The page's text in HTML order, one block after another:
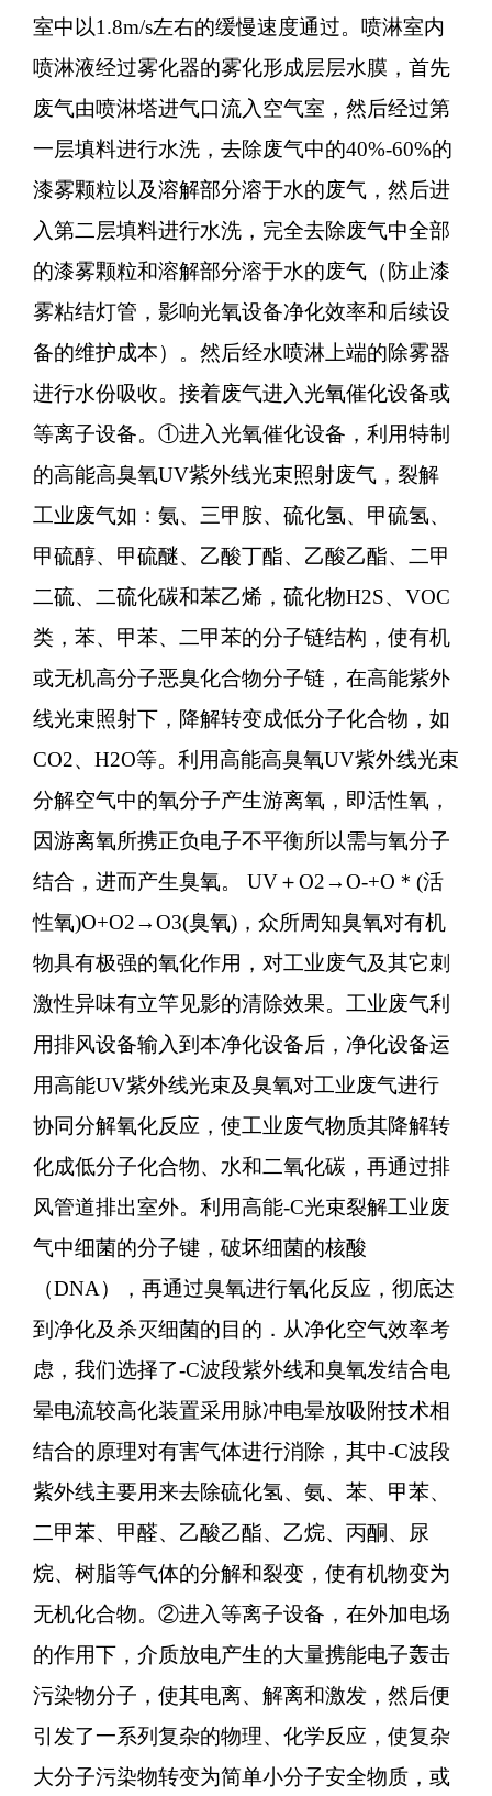
室中以1.8m/s左右的缓慢速度通过。喷淋室内
喷淋液经过雾化器的雾化形成层层水膜，首先
废气由喷淋塔进气口流入空气室，然后经过第
一层填料进行水洗，去除废气中的40%-60%的
漆雾颗粒以及溶解部分溶于水的废气，然后进
入第二层填料进行水洗，完全去除废气中全部
的漆雾颗粒和溶解部分溶于水的废气（防止漆
雾粘结灯管，影响光氧设备净化效率和后续设
备的维护成本）。然后经水喷淋上端的除雾器
进行水份吸收。接着废气进入光氧催化设备或
等离子设备。①进入光氧催化设备，利用特制
的高能高臭氧UV紫外线光束照射废气，裂解
工业废气如：氨、三甲胺、硫化氢、甲硫氢、
甲硫醇、甲硫醚、乙酸丁酯、乙酸乙酯、二甲
二硫、二硫化碳和苯乙烯，硫化物H2S、VOC
类，苯、甲苯、二甲苯的分子链结构，使有机
或无机高分子恶臭化合物分子链，在高能紫外
线光束照射下，降解转变成低分子化合物，如
CO2、H2O等。利用高能高臭氧UV紫外线光束
分解空气中的氧分子产生游离氧，即活性氧，
因游离氧所携正负电子不平衡所以需与氧分子
结合，进而产生臭氧。 UV＋O2→O-+O＊(活
性氧)O+O2→O3(臭氧)，众所周知臭氧对有机
物具有极强的氧化作用，对工业废气及其它刺
激性异味有立竿见影的清除效果。工业废气利
用排风设备输入到本净化设备后，净化设备运
用高能UV紫外线光束及臭氧对工业废气进行
协同分解氧化反应，使工业废气物质其降解转
化成低分子化合物、水和二氧化碳，再通过排
风管道排出室外。利用高能-C光束裂解工业废
气中细菌的分子键，破坏细菌的核酸
（DNA），再通过臭氧进行氧化反应，彻底达
到净化及杀灭细菌的目的．从净化空气效率考
虑，我们选择了-C波段紫外线和臭氧发结合电
晕电流较高化装置采用脉冲电晕放吸附技术相
结合的原理对有害气体进行消除，其中-C波段
紫外线主要用来去除硫化氢、氨、苯、甲苯、
二甲苯、甲醛、乙酸乙酯、乙烷、丙酮、尿
烷、树脂等气体的分解和裂变，使有机物变为
无机化合物。②进入等离子设备，在外加电场
的作用下，介质放电产生的大量携能电子轰击
污染物分子，使其电离、解离和激发，然后便
引发了一系列复杂的物理、化学反应，使复杂
大分子污染物转变为简单小分子安全物质，或